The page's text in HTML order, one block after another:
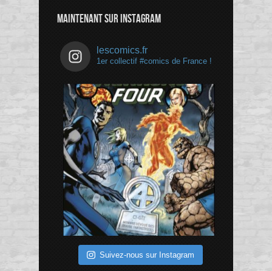
MAINTENANT SUR INSTAGRAM
lescomics.fr
1er collectif #comics de France !
Suivez-nous sur Instagram